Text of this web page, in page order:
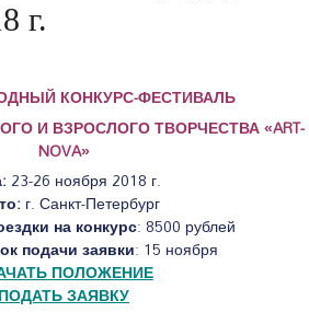
г.
КОНКУРС-ФЕСТИВАЛЬ
И ВЗРОСЛОГО ТВОРЧЕСТВА«ART-
NOVA»
23-26 ноября 2018 г.
г. Санкт-Петербург
на конкурс: 8500 рублей
подачи заявки: 15 ноября
ПОЛОЖЕНИЕ
ЗАЯВКУ